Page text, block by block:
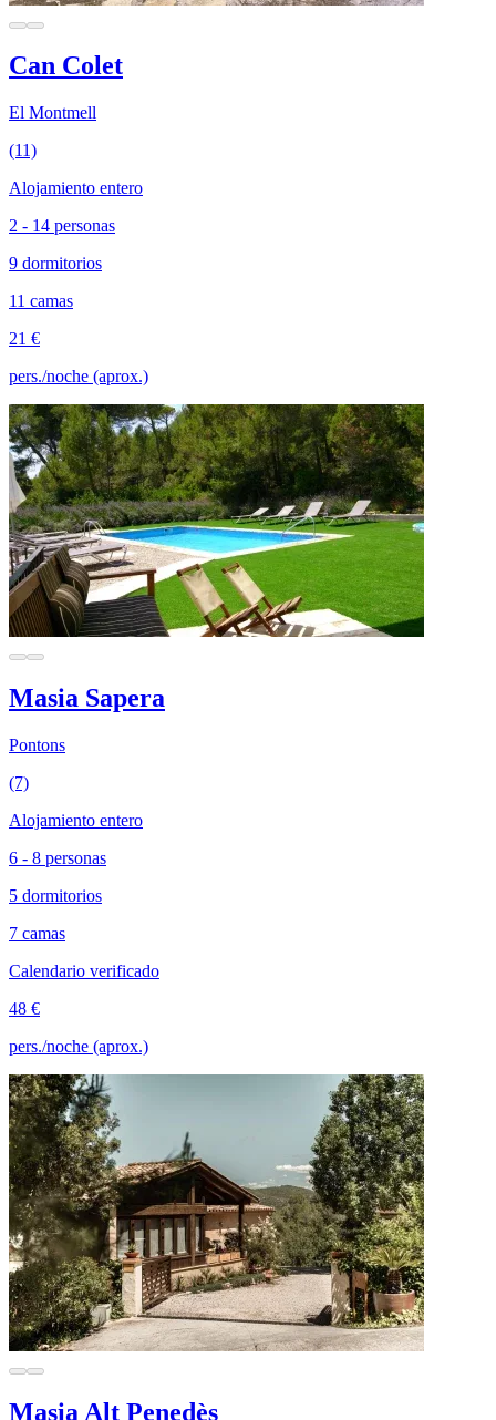
Can Colet
El Montmell
(11)
Alojamiento entero
2 - 14 personas
9 dormitorios
11 camas
21 €
pers./noche (aprox.)
Masia Sapera
Pontons
(7)
Alojamiento entero
6 - 8 personas
5 dormitorios
7 camas
Calendario verificado
48 €
pers./noche (aprox.)
Masia Alt Penedès